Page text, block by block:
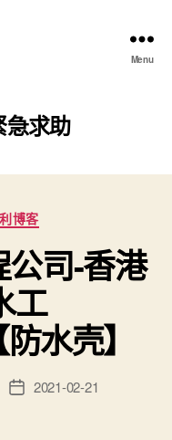
Menu
急求助
博客
司-香港
工
水壳】
Post2021-02-21